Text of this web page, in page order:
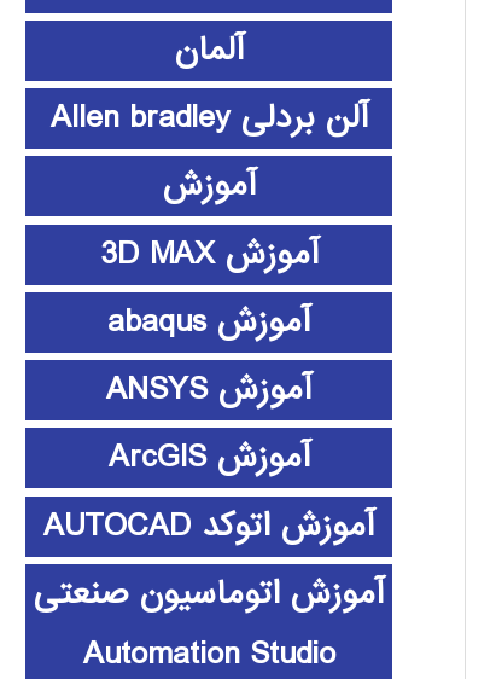
آلمان
آلن بردلی Allen bradley
آموزش
آموزش 3D MAX
آموزش abaqus
آموزش ANSYS
آموزش ArcGIS
آموزش اتوکد AUTOCAD
آموزش اتوماسیون صنعتی
Automation Studio